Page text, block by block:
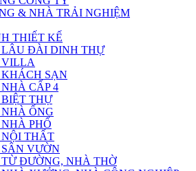
& NHÀ TRẢI NGHIỆM
THIẾT KẾ
LÂU ĐÀI DINH THỰ
VILLA
SẠN
CẤP 4
THỰ
ỐNG
PHỐ
THẤT
VƯỜN
ĐƯỜNG, NHÀ THỜ